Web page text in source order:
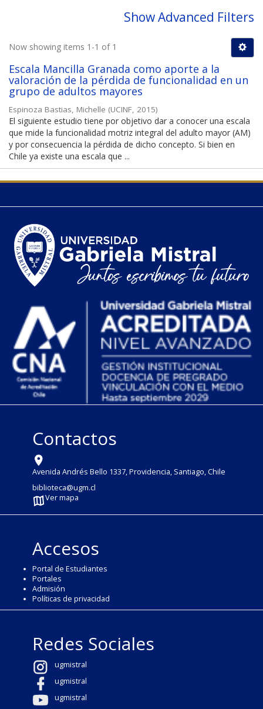
Show Advanced Filters
Now showing items 1-1 of 1
Escala Mancilla Granada como aporte a la
valoración de la pérdida de funcionalidad en un
grupo de adultos mayores
Espinoza Bastias, Michelle (UCINF, 2015)
El siguiente estudio tiene por objetivo dar a conocer una escala
que mide la funcionalidad motriz integral del adulto mayor (AM)
y por consecuencia la pérdida de dicho concepto. Si bien en
Chile ya existe una escala que ...
Contactos
Avenida Andrés Bello 1337, Providencia, Santiago, Chile
biblioteca@ugm.cl
Ver mapa
Accesos
Portal de Estudiantes
Portales
Admisión
Políticas de privacidad
Redes Sociales
ugmistral
ugmistral
ugmistral